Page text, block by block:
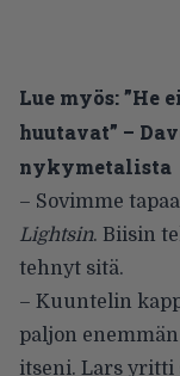
Lue myös:”He
huutavat” –
nykymetalista
– Sovimme
Lightsin. Biisin
tehnyt sitä.
– Kuuntelin
paljon
itseni. Lars yritti